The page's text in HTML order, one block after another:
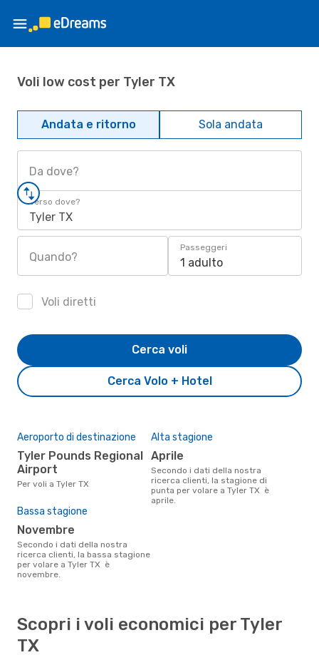
Voli low cost per Tyler TX
Andata e ritorno Sola andata
Da dove?
Verso dove?
Tyler TX
Quando?
Passeggeri
1 adulto
Voli diretti
Cerca Volo + Hotel
Cerca voli
Aeroporto di destinazione
Tyler Pounds Regional
Airport
Per voli a Tyler TX
Alta stagione
aprile
Secondo i dati della nostra
ricerca clienti, la stagione di
punta per volare a Tyler TX è
aprile.
Bassa stagione
novembre
Secondo i dati della nostra
ricerca clienti, la bassa stagione
per volare a Tyler TX è
novembre.
Scopri i voli economici per Tyler
TX